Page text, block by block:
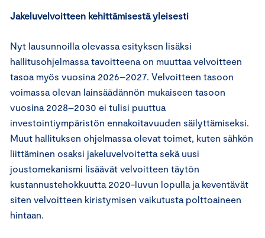
Jakeluvelvoitteen kehittämisestä yleisesti
Nyt lausunnoilla olevassa esityksen lisäksi
hallitusohjelmassa tavoitteena on muuttaa velvoitteen
tasoa myös vuosina 2026–2027. Velvoitteen tasoon
voimassa olevan lainsäädännön mukaiseen tasoon
vuosina 2028–2030 ei tulisi puuttua
investointiympäristön ennakoitavuuden säilyttämiseksi.
Muut hallituksen ohjelmassa olevat toimet, kuten sähkön
liittäminen osaksi jakeluvelvoitetta sekä uusi
joustomekanismi lisäävät velvoitteen täytön
kustannustehokkuutta 2020-luvun lopulla ja keventävät
siten velvoitteen kiristymisen vaikutusta polttoaineen
hintaan.